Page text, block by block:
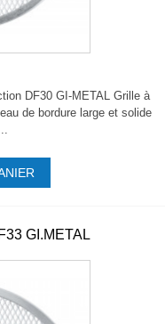
DF30 GI-METAL Grille à
de bordure large et solide
GI.METAL